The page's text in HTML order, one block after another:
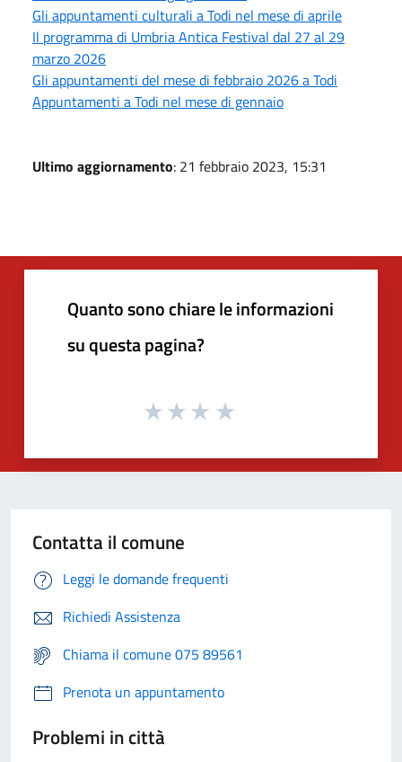
Gli appuntamenti culturali a Todi nel mese di aprile
Il programma di Umbria Antica Festival dal 27 al 29
marzo 2026
Gli appuntamenti del mese di febbraio 2026 a Todi
Appuntamenti a Todi nel mese di gennaio
Ultimo aggiornamento: 21 febbraio 2023, 15:31
Quanto sono chiare le informazioni
su questa pagina?
Contatta il comune
Leggi le domande frequenti
Richiedi Assistenza
Chiama il comune 075 89561
Prenota un appuntamento
Problemi in città